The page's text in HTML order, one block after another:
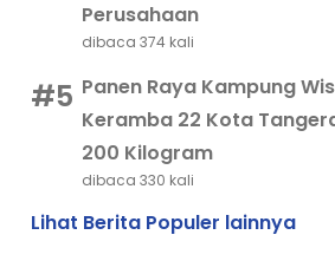
Perusahaan
dibaca 374 kali
#5 Panen Raya Kampung
Keramba 22 Kota
200 Kilogram
dibaca 330 kali
Lihat Berita Populer lainnya